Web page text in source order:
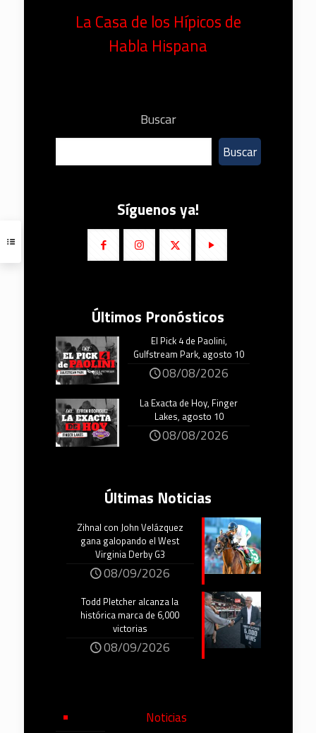
La Casa de los Hípicos de
Habla Hispana
Buscar
Buscar
Síguenos ya!
Últimos Pronósticos
El Pick 4 de Paolini,
Gulfstream Park, agosto 10
08/08/2026
La Exacta de Hoy, Finger
Lakes, agosto 10
08/08/2026
Últimas Noticias
Zihnal con John Velázquez
gana galopando el West
Virginia Derby G3
08/09/2026
Todd Pletcher alcanza la
histórica marca de 6,000
victorias
08/09/2026
Noticias